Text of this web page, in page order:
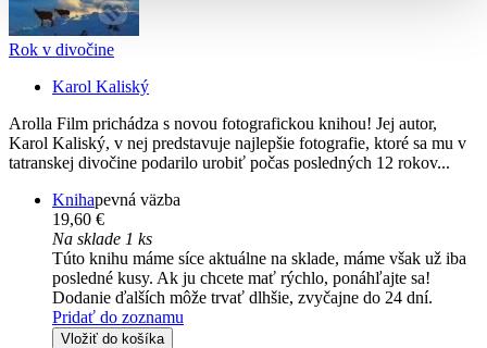
Rok v divočine
Karol Kaliský
Arolla Film prichádza s novou fotografickou knihou! Jej autor,
Karol Kaliský, v nej predstavuje najlepšie fotografie, ktoré sa mu v
tatranskej divočine podarilo urobiť počas posledných 12 rokov...
Knihapevná väzba
19,60 €
Na sklade 1 ks
Túto knihu máme síce aktuálne na sklade, máme však už iba
posledné kusy. Ak ju chcete mať rýchlo, ponáhľajte sa!
Dodanie ďalších môže trvať dlhšie, zvyčajne do 24 dní.
Pridať do zoznamu
Vložiť do košíka